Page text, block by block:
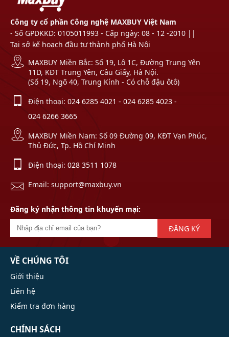
Công ty cổ phần Công nghệ MAXBUY Việt Nam
- Số GPDKKD: 0105011993 - Cấp ngày: 08 - 12 -2010 ||
Tại sở kế hoạch đầu tư thành phố Hà Nội
MAXBUY Miền Bắc: Số 19, Lô 1C, Đường Trung Yên
11D, KĐT Trung Yên, Cầu Giấy, Hà Nội.
(Số 19, Ngõ 40, Trung Kính - Có chỗ đậu ôtô)
Điện thoại: 024 6285 4021 - 024 6285 4023 -
024 6266 3665
MAXBUY Miền Nam: Số 09 Đường 09, KĐT Vạn Phúc,
Thủ Đức, Tp. Hồ Chí Minh
Điện thoại: 028 3511 1078
Email: support@maxbuy.vn
Đăng ký nhận thông tin khuyến mại:
ĐĂNG KÝ
VỀ CHÚNG TÔI
Giới thiệu
Liên hệ
Kiểm tra đơn hàng
CHÍNH SÁCH